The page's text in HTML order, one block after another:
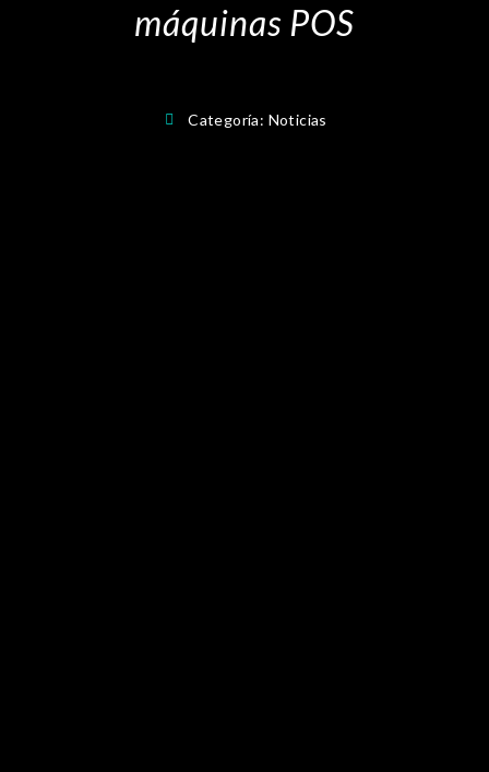
máquinas POS
Categoría: Noticias